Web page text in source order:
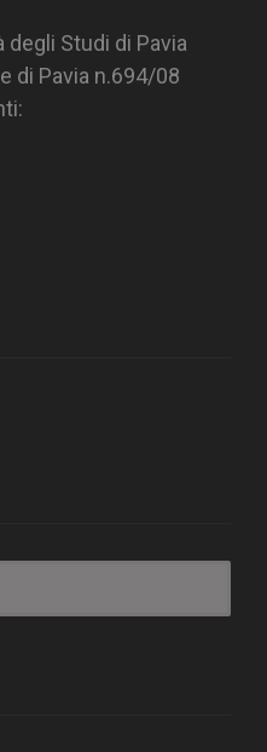
degli Studi di Pavia
di Pavia n.694/08